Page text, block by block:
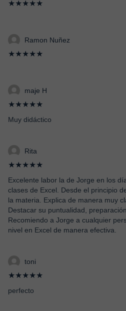
★★★★★
Ramon Nuñez
★★★★★
maje H
★★★★★
Muy didáctico
Rita
★★★★★
Excelente labor la de Jorge en los
clases de Excel. Desde el principio
la materia. Explica de manera muy
Destacar su puntualidad,
Recomiendo a Jorge a cualquier
nivel en Excel de manera efectiva.
toni
★★★★★
perfecto